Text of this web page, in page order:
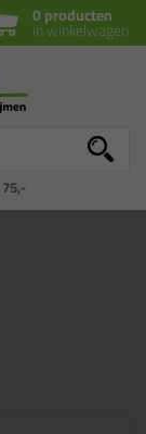
0 producten
in winkelwagen
75,-